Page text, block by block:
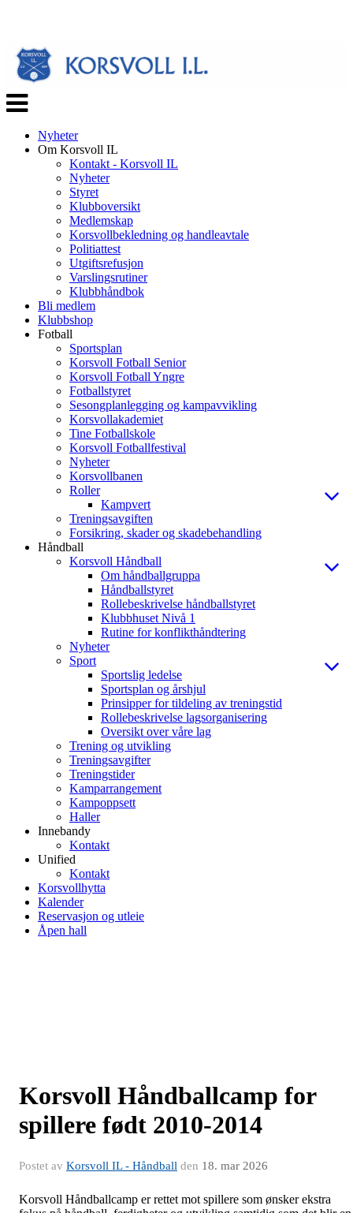
Veksle
navigasjon
Nyheter
Om Korsvoll IL
Kontakt - Korsvoll IL
Nyheter
Styret
Klubboversikt
Medlemskap
Korsvollbekledning og handleavtale
Politiattest
Utgiftsrefusjon
Varslingsrutiner
Klubbhåndbok
Bli medlem
Klubbshop
Fotball
Sportsplan
Korsvoll Fotball Senior
Korsvoll Fotball Yngre
Fotballstyret
Sesongplanlegging og kampavvikling
Korsvollakademiet
Tine Fotballskole
Korsvoll Fotballfestival
Nyheter
Korsvollbanen
Roller
Kampvert
Treningsavgiften
Forsikring, skader og skadebehandling
Håndball
Korsvoll Håndball
Om håndballgruppa
Håndballstyret
Rollebeskrivelse håndballstyret
Klubbhuset Nivå 1
Rutine for konflikthåndtering
Nyheter
Sport
Sportslig ledelse
Sportsplan og årshjul
Prinsipper for tildeling av treningstid
Rollebeskrivelse lagsorganisering
Oversikt over våre lag
Trening og utvikling
Treningsavgifter
Treningstider
Kamparrangement
Kampoppsett
Haller
Innebandy
Kontakt
Unified
Kontakt
Korsvollhytta
Kalender
Reservasjon og utleie
Åpen hall
Korsvoll Håndballcamp for
spillere født 2010-2014
Postet av Korsvoll IL - Håndball den 18. mar 2026
Korsvoll Håndballcamp er rettet mot spillere som ønsker ekstra